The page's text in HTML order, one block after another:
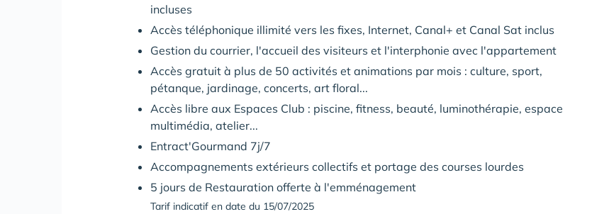
incluses
Accès téléphonique illimité vers les fixes, Internet, Canal+ et Canal Sat inclus
Gestion du courrier, l'accueil des visiteurs et l'interphonie avec l'appartement
Accès gratuit à plus de 50 activités et animations par mois : culture, sport,
pétanque, jardinage, concerts, art floral...
Accès libre aux Espaces Club : piscine, fitness, beauté, luminothérapie, espace
multimédia, atelier...
Entract'Gourmand 7j/7
Accompagnements extérieurs collectifs et portage des courses lourdes
5 jours de Restauration offerte à l'emménagement
Tarif indicatif en date du 15/07/2025